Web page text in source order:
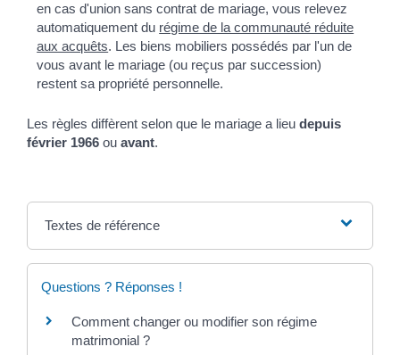
en cas d'union sans contrat de mariage, vous relevez
automatiquement du régime de la communauté réduite
aux acquêts. Les biens mobiliers possédés par l'un de
vous avant le mariage (ou reçus par succession)
restent sa propriété personnelle.
Les règles diffèrent selon que le mariage a lieu depuis
février 1966 ou avant.
Textes de référence
Questions ? Réponses !
Comment changer ou modifier son régime
matrimonial ?